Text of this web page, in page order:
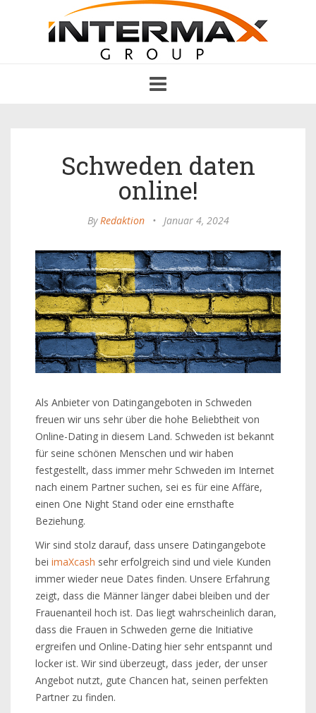
navigation
Schweden daten
online!
ByRedaktion • Januar 4, 2024
Als Anbieter von Datingangeboten in Schweden
freuen wir uns sehr über die hohe Beliebtheit von
Online-Dating in diesem Land. Schweden ist bekannt
für seine schönen Menschen und wir haben
festgestellt, dass immer mehr Schweden im Internet
nach einem Partner suchen, sei es für eine Affäre,
einen One Night Stand oder eine ernsthafte
Beziehung.
Wir sind stolz darauf, dass unsere Datingangebote
bei imaXcash sehr erfolgreich sind und viele Kunden
immer wieder neue Dates finden. Unsere Erfahrung
zeigt, dass die Männer länger dabei bleiben und der
Frauenanteil hoch ist. Das liegt wahrscheinlich daran,
dass die Frauen in Schweden gerne die Initiative
ergreifen und Online-Dating hier sehr entspannt und
locker ist. Wir sind überzeugt, dass jeder, der unser
Angebot nutzt, gute Chancen hat, seinen perfekten
Partner zu finden.